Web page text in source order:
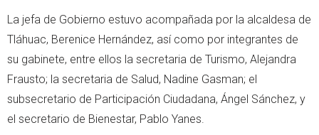
La jefa de Gobierno estuvo acompañada por la alcaldesa de
Tláhuac, Berenice Hernández, así como por integrantes de
su gabinete, entre ellos la secretaria de Turismo, Alejandra
Frausto; la secretaria de Salud, Nadine Gasman; el
subsecretario de Participación Ciudadana, Ángel Sánchez, y
el secretario de Bienestar, Pablo Yanes.